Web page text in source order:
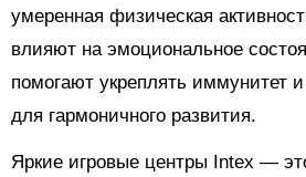
умеренная физическая
влияют на эмоциональное
помогают укреплять иммунитет
для гармоничного развития.
Яркие игровые центры Intex —